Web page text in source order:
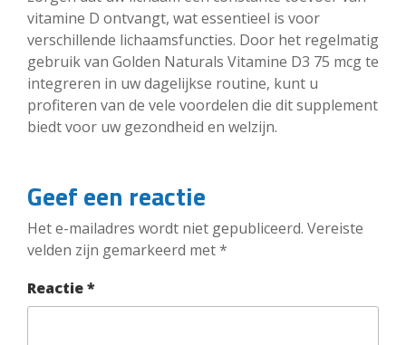
vitamine D ontvangt, wat essentieel is voor
verschillende lichaamsfuncties. Door het regelmatig
gebruik van Golden Naturals Vitamine D3 75 mcg te
integreren in uw dagelijkse routine, kunt u
profiteren van de vele voordelen die dit supplement
biedt voor uw gezondheid en welzijn.
Geef een reactie
Het e-mailadres wordt niet gepubliceerd. Vereiste
velden zijn gemarkeerd met*
Reactie*